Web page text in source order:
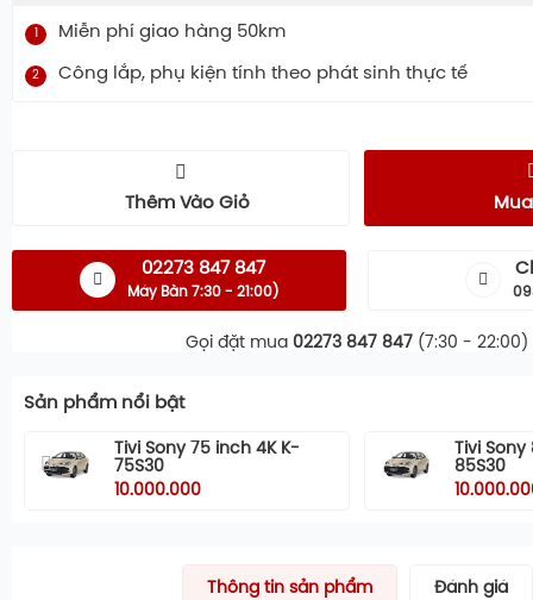
Miễn phí giao hàng 50km
2 Công lắp, phụ kiện tính theo phát sinh thực tế
Thêm Vào Giỏ
02273 847 847
Máy Bàn 7:30 - 21:00)
Gọi đặt mua 02273 847 847 (7:30 - 22:00)
Thông tin sản phẩm Đánh giá
Sản phẩm nổi bật
Tivi Sony 75 inch 4K K-
75S30
10.000.000
Tivi
85S30